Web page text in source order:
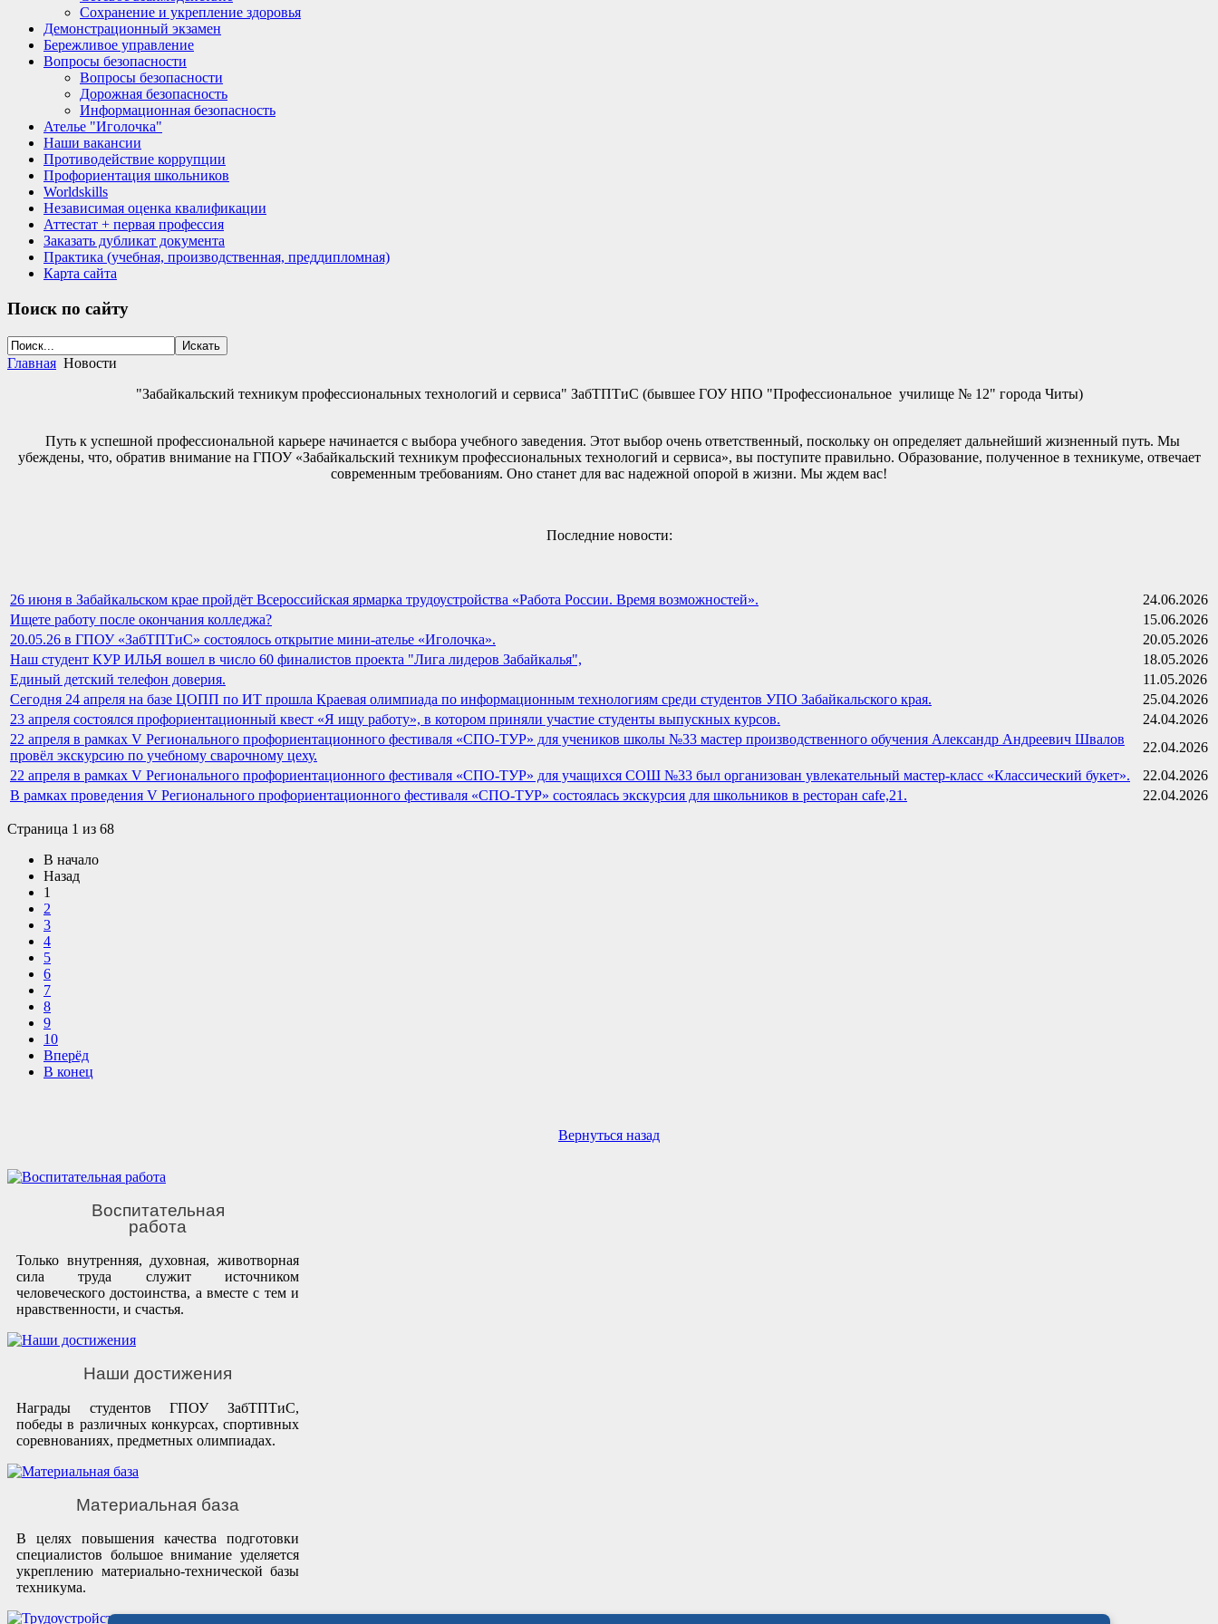
Сохранение и укрепление здоровья
Демонстрационный экзамен
Бережливое управление
Вопросы безопасности
Вопросы безопасности
Дорожная безопасность
Информационная безопасность
Ателье "Иголочка"
Наши вакансии
Противодействие коррупции
Профориентация школьников
Worldskills
Независимая оценка квалификации
Аттестат + первая профессия
Заказать дубликат документа
Практика (учебная, производственная, преддипломная)
Карта сайта
Поиск по сайту
Главная Новости
"Забайкальский техникум профессиональных технологий и сервиса" ЗабТПТиС (бывшее ГОУ НПО "Профессиональное училище № 12" города Читы)
Путь к успешной профессиональной карьере начинается с выбора учебного заведения. Этот выбор очень ответственный, поскольку он определяет дальнейший жизненный путь. Мы
убеждены, что, обратив внимание на ГПОУ «Забайкальский техникум профессиональных технологий и сервиса», вы поступите правильно. Образование, полученное в техникуме, отвечает
современным требованиям. Оно станет для вас надежной опорой в жизни. Мы ждем вас!
Последние новости:
26 июня в Забайкальском крае пройдёт Всероссийская ярмарка трудоустройства «Работа России. Время возможностей».
24.06.2026
Ищете работу после окончания колледжа?
15.06.2026
20.05.26 в ГПОУ «ЗабТПТиС» состоялось открытие мини-ателье «Иголочка».
20.05.2026
Наш студент КУР ИЛЬЯ вошел в число 60 финалистов проекта "Лига лидеров Забайкалья",
18.05.2026
Единый детский телефон доверия.
11.05.2026
Сегодня 24 апреля на базе ЦОПП по ИТ прошла Краевая олимпиада по информационным технологиям среди студентов УПО Забайкальского края.
25.04.2026
23 апреля состоялся профориентационный квест «Я ищу работу», в котором приняли участие студенты выпускных курсов.
24.04.2026
22 апреля в рамках V Регионального профориентационного фестиваля «СПО-ТУР» для учеников школы №33 мастер производственного обучения Александр Андреевич Швалов
провёл экскурсию по учебному сварочному цеху.
22.04.2026
22 апреля в рамках V Регионального профориентационного фестиваля «СПО-ТУР» для учащихся СОШ №33 был организован увлекательный мастер-класс «Классический букет».
22.04.2026
В рамках проведения V Регионального профориентационного фестиваля «СПО-ТУР» состоялась экскурсия для школьников в ресторан cafe,21.
22.04.2026
Страница 1 из 68
В начало
Назад
1
2
3
4
5
6
7
8
9
10
Вперёд
В конец
Вернуться назад
Воспитательная
работа
Только внутренняя, духовная, животворная
сила труда служит источником
человеческого достоинства, а вместе с тем и
нравственности, и счастья.
Наши достижения
Награды студентов ГПОУ ЗабТПТиС,
победы в различных конкурсах, спортивных
соревнованиях, предметных олимпиадах.
Материальная база
В целях повышения качества подготовки
специалистов большое внимание уделяется
укреплению материально-технической базы
техникума.